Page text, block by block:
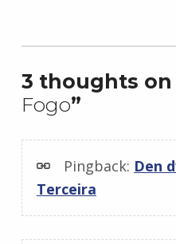
3 thoughts on
Fogo”
Pingback: Den
Terceira